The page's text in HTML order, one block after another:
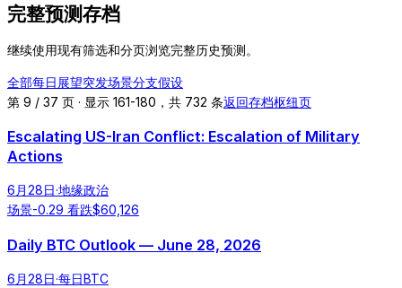
完整预测存档
继续使用现有筛选和分页浏览完整历史预测。
全部每日展望突发场景分支假设
第 9 / 37 页 · 显示 161-180，共 732 条返回存档枢纽页
Escalating US-Iran Conflict: Escalation of Military
Actions
6月28日·地缘政治
场景-0.29 看跌$60,126
Daily BTC Outlook — June 28, 2026
6月28日·每日BTC